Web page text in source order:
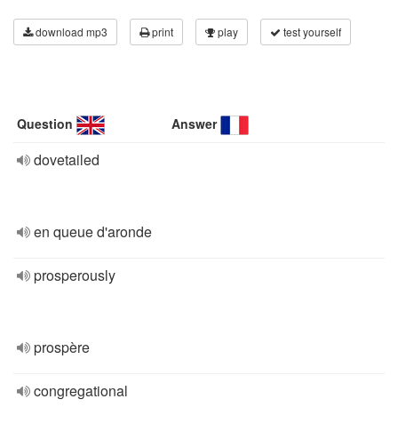
download mp3 print play test yourself
Question Answer
dovetailed
en queue d'aronde
prosperously
prospère
congregational